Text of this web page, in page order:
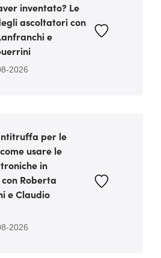
inventato? Le
ascoltatori con
e
2026
per le
usare le
in
Roberta
e Claudio
2026